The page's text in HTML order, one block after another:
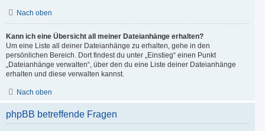
Nach oben
Kann ich eine Übersicht all meiner Dateianhänge erhalten?
Um eine Liste all deiner Dateianhänge zu erhalten, gehe in den
persönlichen Bereich. Dort findest du unter „Einstieg“ einen Punkt
„Dateianhänge verwalten“, über den du eine Liste deiner Dateianhänge
erhalten und diese verwalten kannst.
Nach oben
phpBB betreffende Fragen